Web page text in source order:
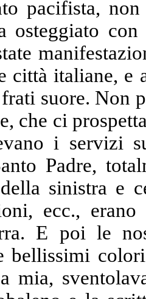
pacifista,
osteggiato
città italiane, e
suore. Non
che ci
i servizi
Padre,
sinistra e
ecc.,
E poi le
bellissimi
mia,